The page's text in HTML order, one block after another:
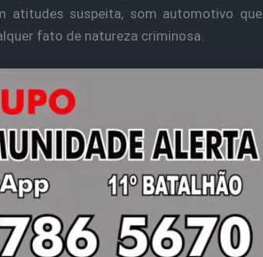
atitudes suspeita, som automotivo que
fato de natureza criminosa.